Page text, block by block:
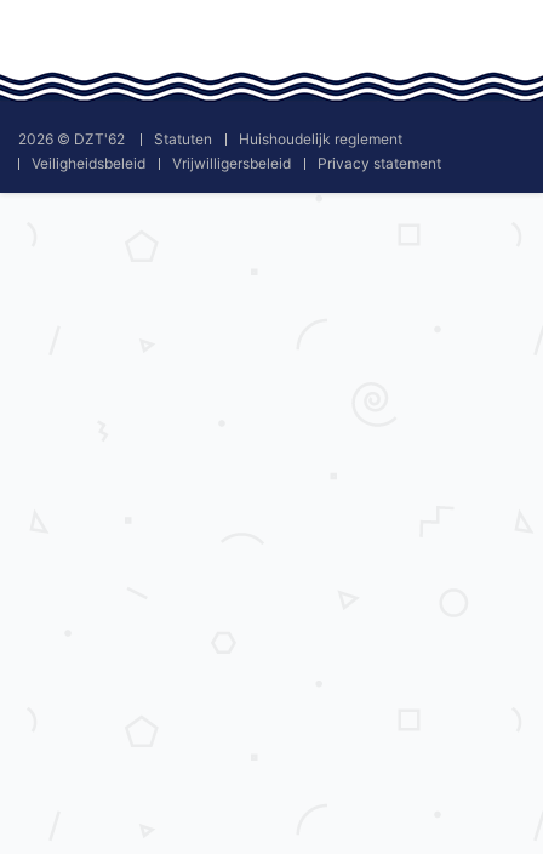
2026 © DZT'62 Statuten
Huishoudelijk reglement
Veiligheidsbeleid
Vrijwilligersbeleid Privacy statement